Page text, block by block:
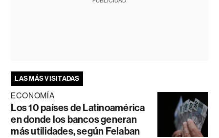
LAS MÁS VISITADAS
ECONOMÍA
Los 10 países de Latinoamérica
en donde los bancos generan
más utilidades, según Felaban